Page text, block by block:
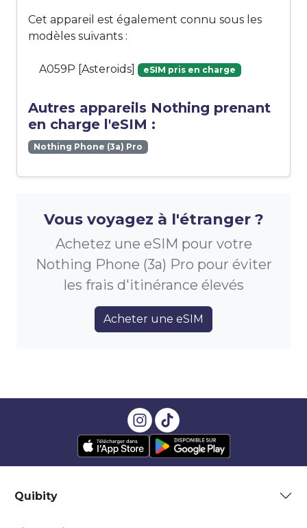
Cet appareil est également connu sous les
modèles suivants :
A059P [Asteroids] eSIM pris en charge
Autres appareils Nothing prenant
en charge l'eSIM :
Nothing Phone (3a) Pro
Vous voyagez à l'étranger ?
Achetez une eSIM pour votre
Nothing Phone (3a) Pro pour éviter
les frais d'itinérance élevés
Acheter une eSIM
Quibity